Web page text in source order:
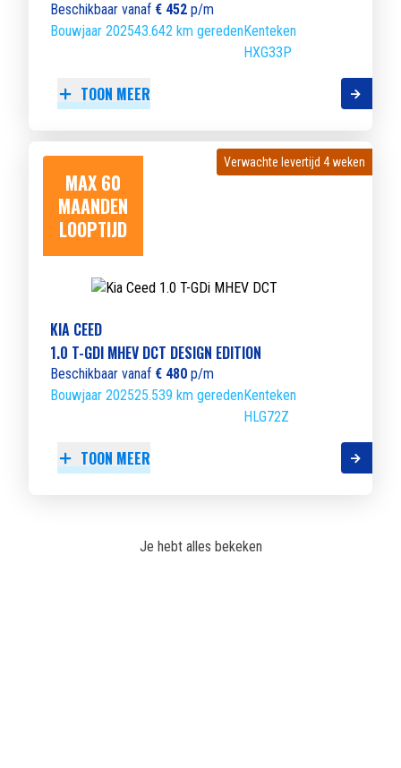
Beschikbaar vanaf € 452 p/m
Bouwjaar 202543.642 km geredenKenteken
HXG33P
TOON MEER
MAX 60
MAANDEN
LOOPTIJD
Verwachte levertijd 4 weken
Verwachte levertijd 4 weken
KIA CEED
1.0 T-GDI MHEV DCT DESIGN EDITION
Beschikbaar vanaf € 480 p/m
Bouwjaar 202525.539 km geredenKenteken
HLG72Z
TOON MEER
Je hebt alles bekeken